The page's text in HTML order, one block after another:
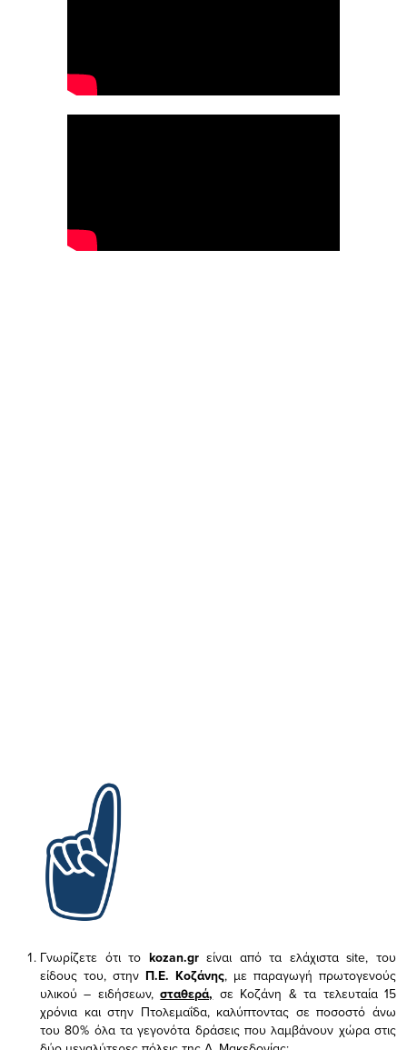
Γνωρίζετε ότι το kozan.gr είναι από τα ελάχισταsite, του
είδους του, στην Π.Ε. Κοζάνης, με παραγωγή πρωτογενούς
υλικού – ειδήσεων,σταθερά, σε Κοζάνη & τα τελευταία 15
χρόνια και στην Πτολεμαΐδα, καλύπτοντας σε ποσοστό άνω
του 80% όλα τα γεγονότα δράσεις που λαμβάνουν χώρα στις